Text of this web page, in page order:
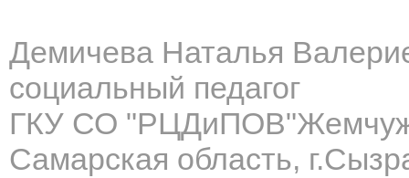
Демичева Наталья
социальный педагог
ГКУ СО
Самарская область,